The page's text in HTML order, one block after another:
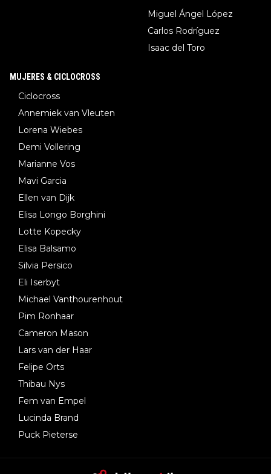
Miguel Ángel López
Carlos Rodríguez
Isaac del Toro
MUJERES & CICLOCROSS
Ciclocross
Annemiek van Vleuten
Lorena Wiebes
Demi Vollering
Marianne Vos
Mavi Garcia
Ellen van Dijk
Elisa Longo Borghini
Lotte Kopecky
Elisa Balsamo
Silvia Persico
Eli Iserbyt
Michael Vanthourenhout
Pim Ronhaar
Cameron Mason
Lars van der Haar
Felipe Orts
Thibau Nys
Fem van Empel
Lucinda Brand
Puck Pieterse